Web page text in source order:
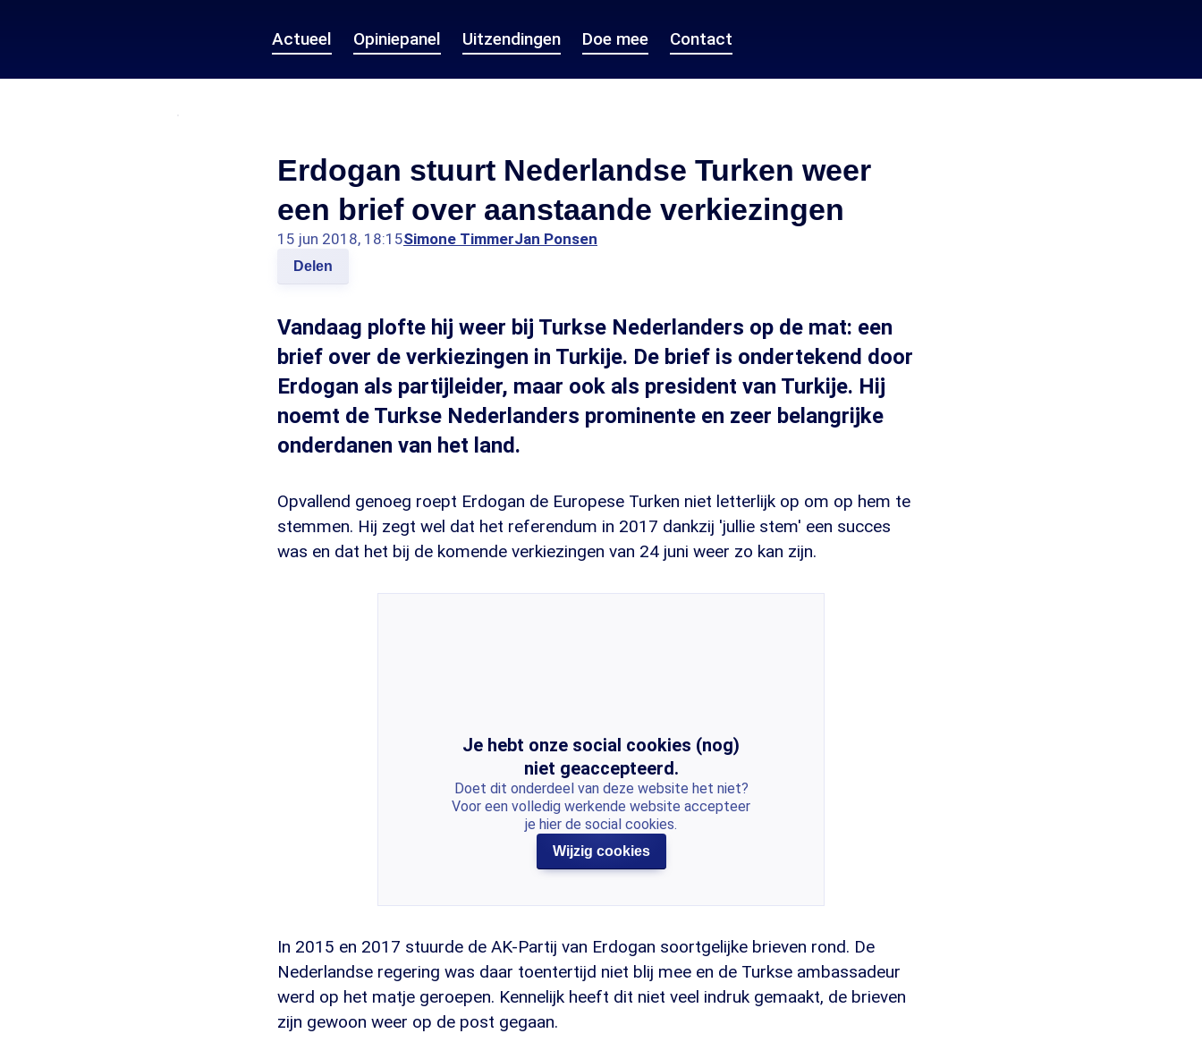
Actueel Opiniepanel Uitzendingen Doe mee Contact
Erdogan stuurt Nederlandse Turken weer
een brief over aanstaande verkiezingen
15 jun 2018, 18:15Simone TimmerJan Ponsen
Delen
Vandaag plofte hij weer bij Turkse Nederlanders op de mat: een
brief over de verkiezingen in Turkije. De brief is ondertekend door
Erdogan als partijleider, maar ook als president van Turkije. Hij
noemt de Turkse Nederlanders prominente en zeer belangrijke
onderdanen van het land.
Opvallend genoeg roept Erdogan de Europese Turken niet letterlijk op om op hem te
stemmen. Hij zegt wel dat het referendum in 2017 dankzij 'jullie stem' een succes
was en dat het bij de komende verkiezingen van 24 juni weer zo kan zijn.
Je hebt onze social cookies (nog)
niet geaccepteerd.
Doet dit onderdeel van deze website het niet?
Voor een volledig werkende website accepteer
je hier de social cookies.
Wijzig cookies
In 2015 en 2017 stuurde de AK-Partij van Erdogan soortgelijke brieven rond. De
Nederlandse regering was daar toentertijd niet blij mee en de Turkse ambassadeur
werd op het matje geroepen. Kennelijk heeft dit niet veel indruk gemaakt, de brieven
zijn gewoon weer op de post gegaan.